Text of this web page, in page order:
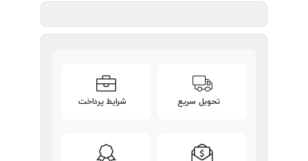
تحویل سریع شرایط پرداخت